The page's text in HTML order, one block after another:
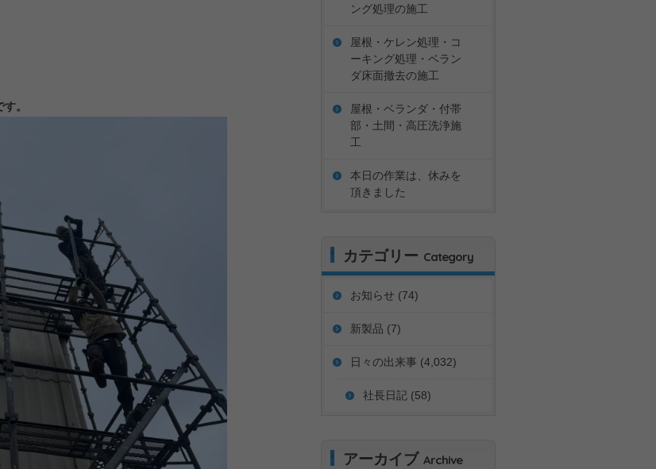
。
ング処理の施工
屋根・ケレン処理・コ
ーキング処理・ベラン
ダ床面撤去の施工
屋根・ベランダ・付帯
部・土間・高圧洗浄施
工
本日の作業は、休みを
頂きました
カテゴリー Category
お知らせ (74)
新製品 (7)
日々の出来事 (4,032)
社長日記 (58)
アーカイブ Archive